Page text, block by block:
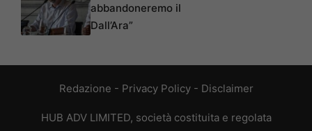
abbandoneremo il
Dall’Ara”
Redazione - Privacy Policy- Disclaimer
HUB ADV LIMITED, società costituita e regolata